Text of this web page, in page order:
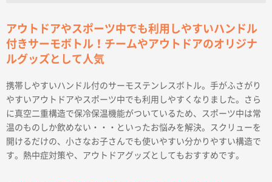
アウトドアやスポーツ中でも利用しやすいハンドル
付きサーモボトル！チームやアウトドアのオリジナ
ルグッズとして人気
携帯しやすいハンドル付のサーモステンレスボトル。手がふさがり
やすいアウトドアやスポーツ中でも利用しやすくなりました。さら
に真空二重構造で保冷保温機能がついているため、スポーツ中は常
温のものしか飲めない・・・といったお悩みを解決。スクリューを
開けるだけの、小さなお子さんでも使いやすい分かりやすい構造で
す。熱中症対策や、アウトドアグッズとしてもおすすめです。